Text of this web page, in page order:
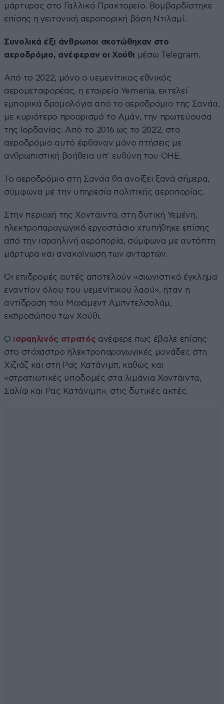
μάρτυρας στο Γαλλικό Πρακτορείο. Βομβαρδίστηκε
επίσης η γειτονική αεροπορική βάση Ντιλαμί.
Συνολικά έξι άνθρωποι σκοτώθηκαν στο
αεροδρόμιο, ανέφεραν οι Χούθι μέσω Telegram.
Από το 2022, μόνο ο υεμενίτικος εθνικός
αερομεταφορέας, η εταιρεία Yemenia, εκτελεί
εμπορικά δρομολόγια από το αεροδρόμιο της Σανάα,
με κυριότερο προορισμό το Αμάν, την πρωτεύουσα
της Ιορδανίας. Από το 2016 ως το 2022, στο
αεροδρόμιο αυτό έφθαναν μόνο πτήσεις με
ανθρωπιστική βοήθεια υπ’ ευθύνη του ΟΗΕ.
Το αεροδρόμιο στη Σανάα θα ανοίξει ξανά σήμερα,
σύμφωνα με την υπηρεσία πολιτικής αεροπορίας.
Στην περιοχή της Χοντάιντα, στη δυτική Υεμένη,
ηλεκτροπαραγωγικό εργοστάσιο χτυπήθηκε επίσης
από την ισραηλινή αεροπορία, σύμφωνα με αυτόπτη
μάρτυρα και ανακοίνωση των ανταρτών.
Οι επιδρομές αυτές αποτελούν «σιωνιστικό έγκλημα
εναντίον όλου του υεμενίτικου λαού», ήταν η
αντίδραση του Μοχάμεντ Αμπντελσαλάμ,
εκπροσώπου των Χούθι.
Ο ισραηλινός στρατός ανέφερε πως έβαλε επίσης
στο στόχαστρο ηλεκτροπαραγωγικές μονάδες στη
Χιζιάζ και στη Ρας Κατάνιμπ, καθώς και
«στρατιωτικές υποδομές στα λιμάνια Χοντάιντα,
Σαλίφ και Ρας Κατάνιμπ», στις δυτικές ακτές.